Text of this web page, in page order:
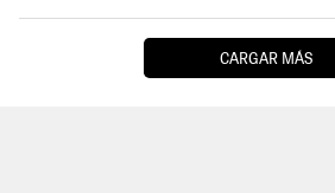
CARGAR MÁS